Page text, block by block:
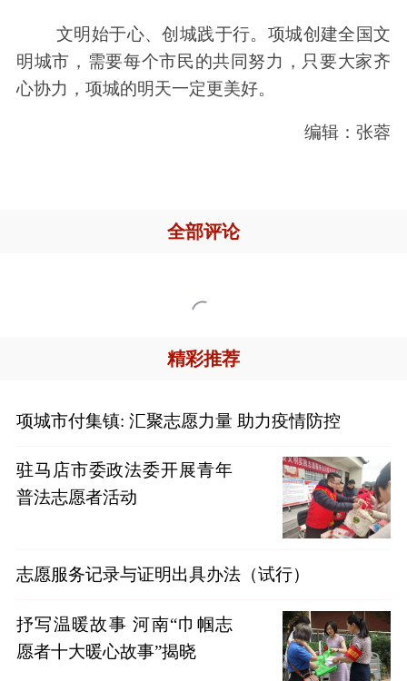
文明始于心、创城践于行。项城创建全国文
明城市，需要每个市民的共同努力，只要大家齐
心协力，项城的明天一定更美好。
编辑：张蓉
全部评论

精彩推荐
项城市付集镇: 汇聚志愿力量 助力疫情防控
驻马店市委政法委开展青年
普法志愿者活动
志愿服务记录与证明出具办法（试行）
抒写温暖故事 河南“巾帼志
愿者十大暖心故事”揭晓